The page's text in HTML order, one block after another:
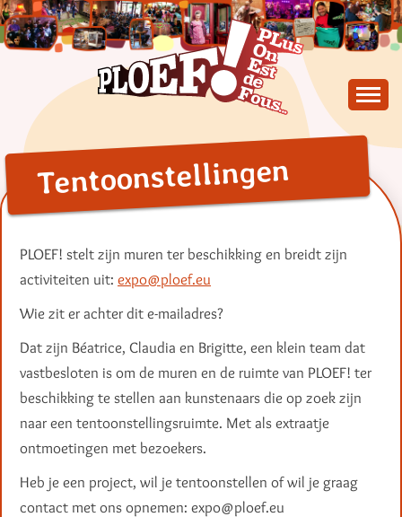
Skip
to
content
PLOEF!
Tentoonstellingen
PLOEF! stelt zijn muren ter beschikking en breidt zijn
activiteiten uit: expo@ploef.eu
Wie zit er achter dit e-mailadres?
Dat zijn Béatrice, Claudia en Brigitte, een klein team dat
vastbesloten is om de muren en de ruimte van PLOEF! ter
beschikking te stellen aan kunstenaars die op zoek zijn
naar een tentoonstellingsruimte. Met als extraatje
ontmoetingen met bezoekers.
Heb je een project, wil je tentoonstellen of wil je graag
contact met ons opnemen: expo@ploef.eu